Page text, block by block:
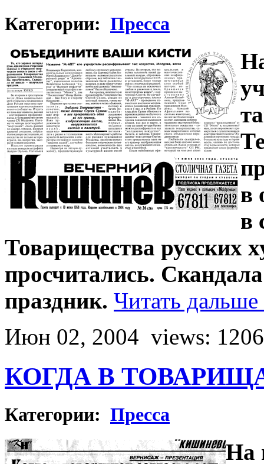
Категории: Пресса
в
в
Товарищества русских
просчитались.
праздник. Читать дальше
Июн 02, 2004 views:
КОГДА В
Категории: Пресса
На